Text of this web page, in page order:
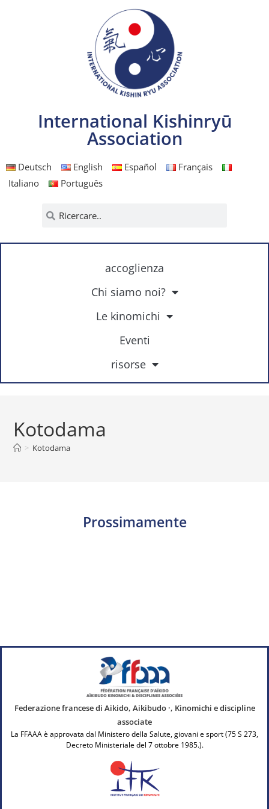
International Kishinryū
Association
Deutsch English Español
Français
Italiano
Português
accoglienza
Chi siamo noi?
Le kinomichi
Eventi
risorse
Kotodama
> Kotodama
Prossimamente
Federazione francese di Aikido, Aikibudo ·, Kinomichi e discipline
associate
La FFAAA è approvata dal Ministero della Salute, giovani e sport (75 S 273,
Decreto Ministeriale del 7 ottobre 1985.).